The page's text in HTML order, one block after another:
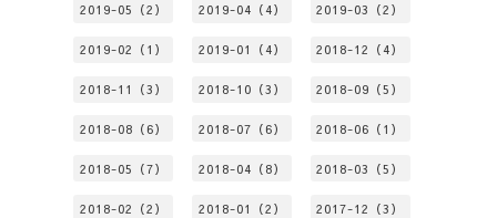
2019-05（2） 2019-04（4） 2019-03（2）
2019-02（1） 2019-01（4） 2018-12（4）
2018-11（3） 2018-10（3） 2018-09（5）
2018-08（6） 2018-07（6） 2018-06（1）
2018-05（7） 2018-04（8） 2018-03（5）
2018-02（2） 2018-01（2） 2017-12（3）